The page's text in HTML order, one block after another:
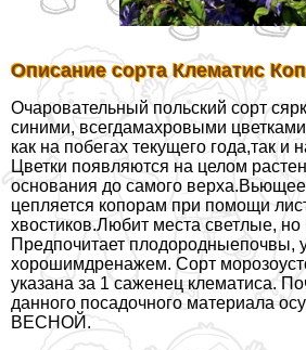
Описание сорта Клематис
Очаровательный польский сорт
синими, всегдамахровыми
как на побегах текущего года,так и
Цветки появляются на целом
основания до самого
цепляется копорам при помощи
хвостиков.Любит места светлые, но
Предпочитает плодородныепочвы,
хорошимдренажем. Сорт
указана за 1 саженец клематиса.
данного посадочного материала
ВЕСНОЙ.